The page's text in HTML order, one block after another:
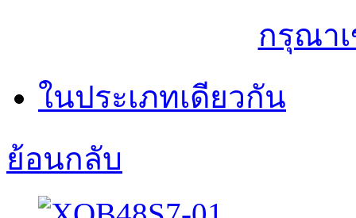
กรุณา
ในประเภทเดียวกัน
ย้อนกลับ